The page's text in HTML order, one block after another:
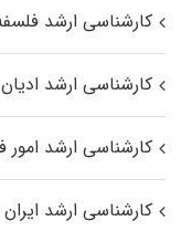
کارشناسی ارشد
کارشناسی ارشد
کارشناسی ارشد امور
کارشناسی ارشد